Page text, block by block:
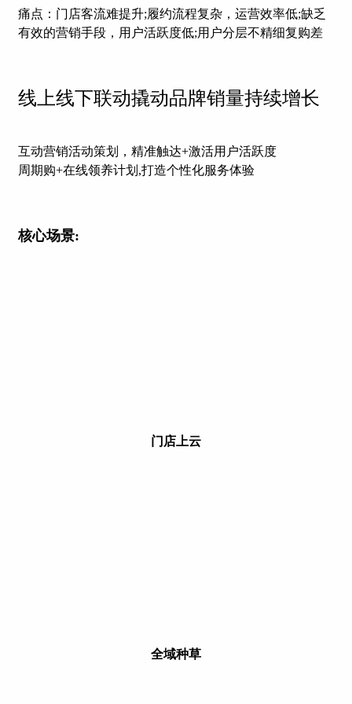
痛点：门店客流难提升;履约流程复杂，运营效率低;缺乏
有效的营销手段，用户活跃度低;用户分层不精细复购差
线上线下联动撬动品牌销量持续增长
互动营销活动策划，精准触达+激活用户活跃度
周期购+在线领养计划,打造个性化服务体验
核心场景:
门店上云
全域种草